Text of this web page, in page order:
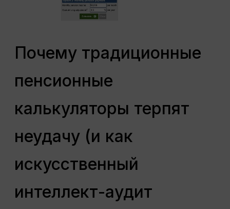
Почему традиционные
пенсионные
калькуляторы терпят
неудачу (и как
искусственный
интеллект-аудит